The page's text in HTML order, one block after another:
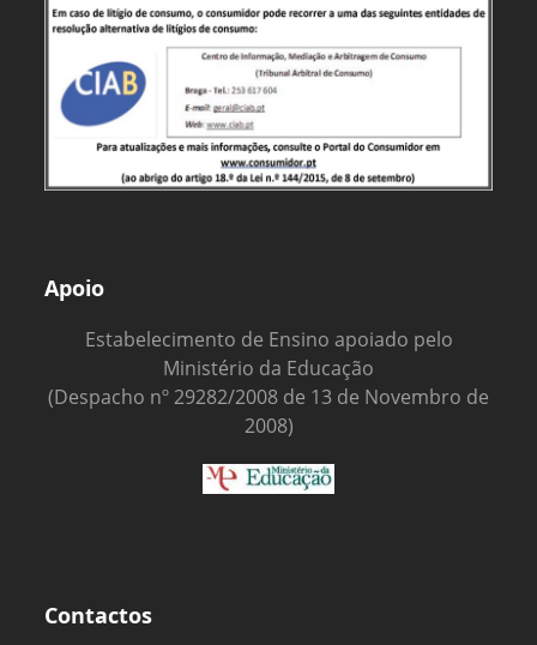
Apoio
Estabelecimento de Ensino apoiado pelo
Ministério da Educação
(Despacho nº 29282/2008 de 13 de Novembro de
2008)
Contactos